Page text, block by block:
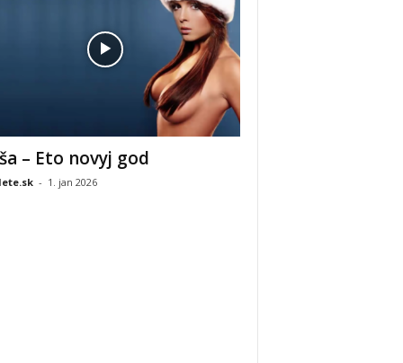
– Eto novyj god
- 1. jan 2026